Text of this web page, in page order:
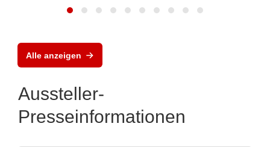
Alle anzeigen
Aussteller-
Presseinformationen